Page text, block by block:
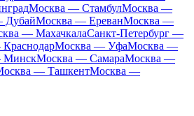
Москва — СтамбулМосква —
ДубайМосква — ЕреванМосква —
— МахачкалаСанкт-Петербург —
Москва — УфаМосква —
МинскМосква — СамараМосква —
— ТашкентМосква —